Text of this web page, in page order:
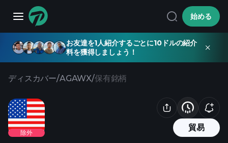
始める
お友達を1人紹介するごとに10ドルの紹介
料を獲得しましょう！
ディスカバー/AGAWX/保有銘柄
除外
貿易